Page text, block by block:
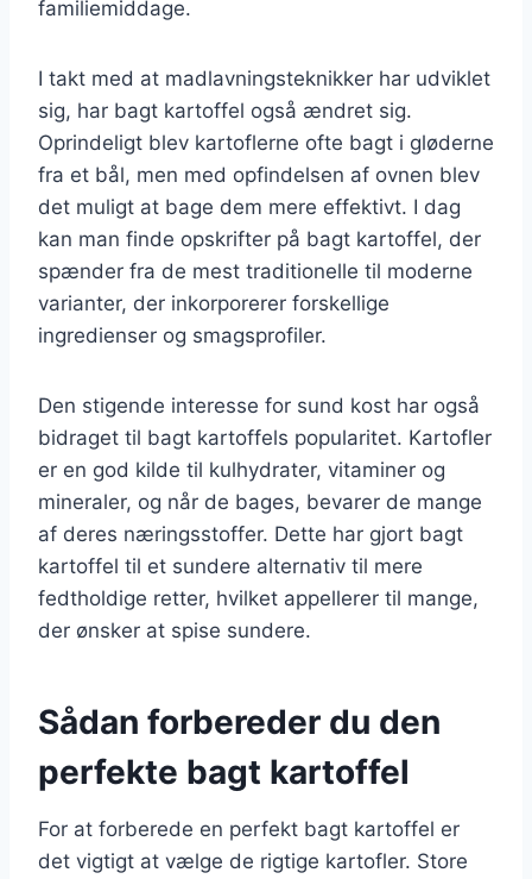
familiemiddage.
I takt med at madlavningsteknikker har udviklet
sig, har bagt kartoffel også ændret sig.
Oprindeligt blev kartoflerne ofte bagt i gløderne
fra et bål, men med opfindelsen af ovnen blev
det muligt at bage dem mere effektivt. I dag
kan man finde opskrifter på bagt kartoffel, der
spænder fra de mest traditionelle til moderne
varianter, der inkorporerer forskellige
ingredienser og smagsprofiler.
Den stigende interesse for sund kost har også
bidraget til bagt kartoffels popularitet. Kartofler
er en god kilde til kulhydrater, vitaminer og
mineraler, og når de bages, bevarer de mange
af deres næringsstoffer. Dette har gjort bagt
kartoffel til et sundere alternativ til mere
fedtholdige retter, hvilket appellerer til mange,
der ønsker at spise sundere.
Sådan forbereder du den
perfekte bagt kartoffel
For at forberede en perfekt bagt kartoffel er
det vigtigt at vælge de rigtige kartofler. Store